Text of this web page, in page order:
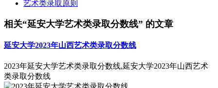
艺术类录取原则
相关“延安大学艺术类录取分数线” 的文章
延安大学2023年山西艺术类录取分数线
2023年延安大学艺术类录取分数线,延安大学2023年山西艺术
类录取分数线